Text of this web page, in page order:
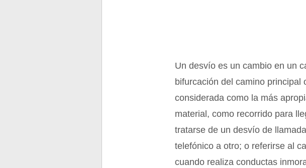
Un desvío es un cambio en un
bifurcación del camino
considerada como la más
material, como recorrido para
tratarse de un desvío de
telefónico a otro; o referirse al
cuando realiza conductas